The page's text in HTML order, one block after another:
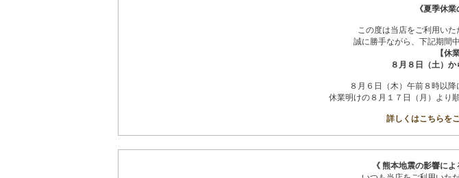
《夏季休
この度は当店をご利用いた
誠に勝手ながら、下記期間
【休
８月８日（土）か
８月６日（木）午前８時以
休業明けの８月１７日（月）より
詳しくはこちらを
《 熊本地震の影響に